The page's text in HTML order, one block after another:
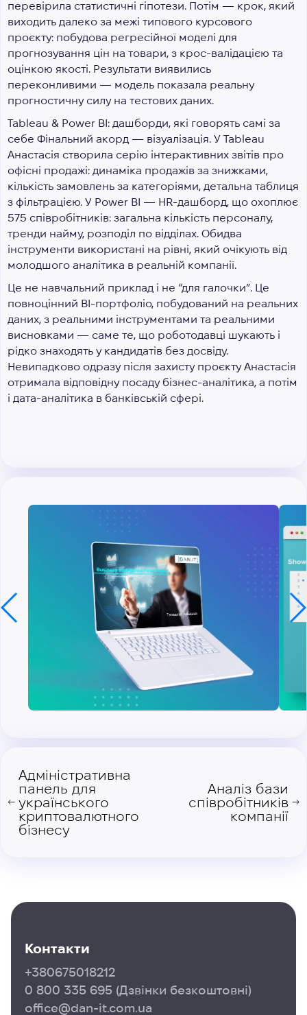
перевірила статистичні гіпотези. Потім — крок, який
виходить далеко за межі типового курсового
проєкту: побудова регресійної моделі для
прогнозування цін на товари, з крос-валідацією та
оцінкою якості. Результати виявились
переконливими — модель показала реальну
прогностичну силу на тестових даних.
Tableau & Power BI: дашборди, які говорять самі за
себе Фінальний акорд — візуалізація. У Tableau
Анастасія створила серію інтерактивних звітів про
офісні продажі: динаміка продажів за знижками,
кількість замовлень за категоріями, детальна таблиця
з фільтрацією. У Power BI — HR-дашборд, що охоплює
575 співробітників: загальна кількість персоналу,
тренди найму, розподіл по відділах. Обидва
інструменти використані на рівні, який очікують від
молодшого аналітика в реальній компанії.
Це не навчальний приклад і не “для галочки”. Це
повноцінний BI-портфоліо, побудований на реальних
даних, з реальними інструментами та реальними
висновками — саме те, що роботодавці шукають і
рідко знаходять у кандидатів без досвіду.
Невипадково одразу після захисту проєкту Анастасія
отримала відповідну посаду бізнес-аналітика, а потім
і дата-аналітика в банківській сфері.
←
Адміністративна
панель для
українського
криптовалютного
бізнесу
Аналіз бази
співробітників
компанії
→
Контакти
+380675018212
0 800 335 695 (Дзвінки безкоштовні)
office@dan-it.com.ua